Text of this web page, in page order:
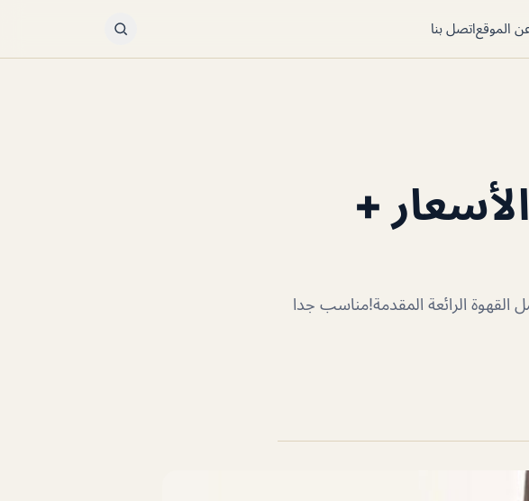
الموقعاتصل بنا
+
الرائعة المقدمة!مناسب جدا